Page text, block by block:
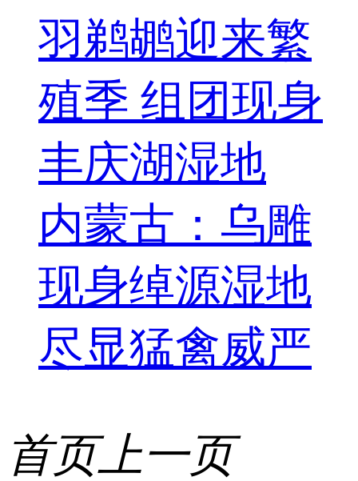
羽鹈鹕迎来繁
殖季 组团现身
丰庆湖湿地
内蒙古：乌雕
现身绰源湿地
尽显猛禽威严
首页上一页